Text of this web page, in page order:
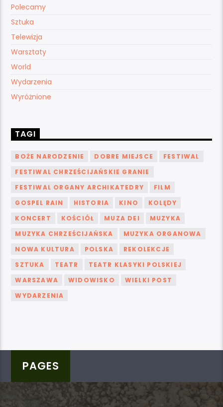
Polecamy
Sztuka
Telewizja
Warsztaty
World
Wydarzenia
Wyróżnione
TAGI
BOŻE NARODZENIE DOBRE MIEJSCE
FESTIWAL
FESTIWAL CHRZEŚCIJAŃSKIE GRANIE
FESTIWAL ORGANY ARCHIKATEDRY
FILM
GOSPEL RAIN
HISTORIA KINO
KOLĘDY
KONCERT
KOŚCIÓŁ MUZA DEI
MUZYKA
MUZYKA CHRZEŚCIJAŃSKA
MUZYKA ORGANOWA
NOWA KULTURA
POLSKA
REKOLEKCJE
SZTUKA
TEATR
TEATR KLASYKI POLSKIEJ
WARSZAWA
WIDOWISKO
WIELKI POST
WYDARZENIA
PAGES